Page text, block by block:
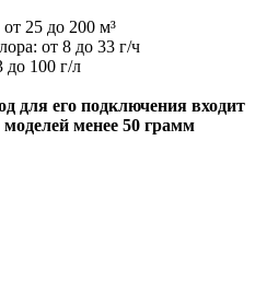
25 до 200 м³
от 8 до 33 г/ч
до 100 г/л
для его подключения входит
менее 50 грамм